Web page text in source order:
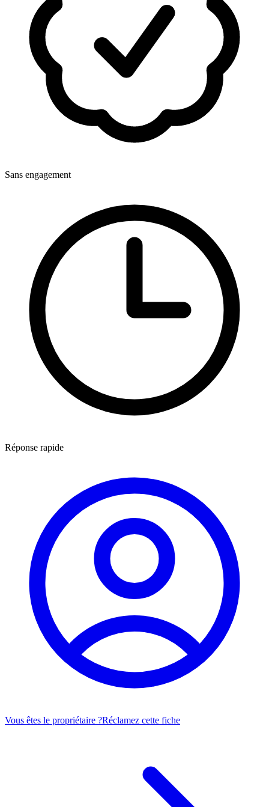
Sans engagement
Réponse rapide
Vous êtes le propriétaire ?Réclamez cette fiche